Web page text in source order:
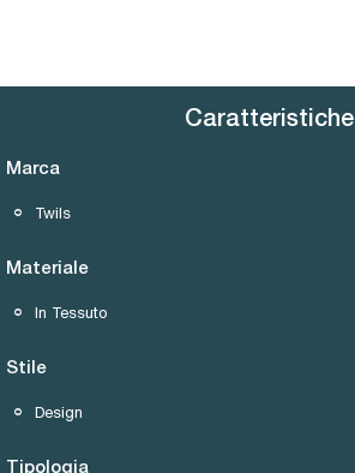
Caratteristiche
Marca
Twils
Materiale
In Tessuto
Stile
Design
Tipologia